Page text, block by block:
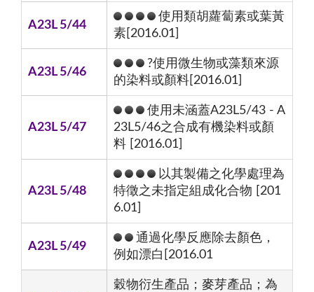
A23L 5/44
使用類胡蘿蔔素或葉黃
素[2016.01]
A23L 5/46
?使用微生物或藻類來源
的染料或顏料[2016.01]
A23L 5/47
使用未涵蓋A23L5/43 - A
23L5/46之合成有機染料或顏
料 [2016.01]
A23L 5/48
以其製備之化學處理為
特徵之未指定組成化合物 [201
6.01]
A23L 5/49
通過化學反應除去顏色，
例如漂白[2016.01
穀物衍生產品；麥芽產品；為